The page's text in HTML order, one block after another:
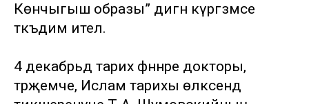
Көнчыгыш образы” дигән күргәзмәсе
тәкъдим ителә.
4 декабрьдә тарих фәннәре докторы,
тәрҗемәче, Ислам тарихы өлкәсендә